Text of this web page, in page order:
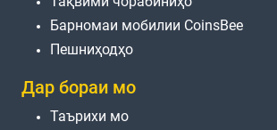
Барномаи мобилии CoinsBee
Пешниҳодҳо
Дар бораи мо
Таърихи мо